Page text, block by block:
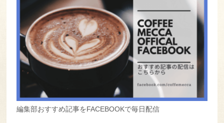
編集部おすすめ記事をFACEBOOKで毎日配信